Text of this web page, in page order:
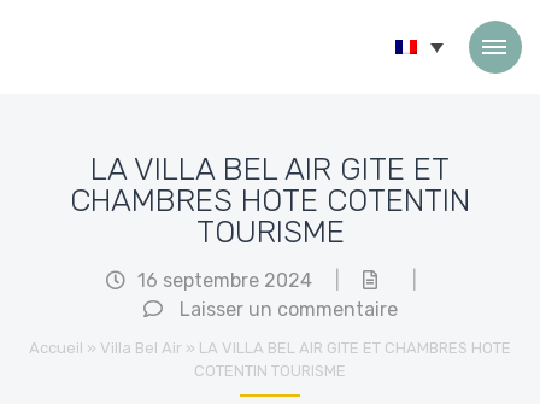
LA VILLA BEL AIR GITE ET
CHAMBRES HOTE COTENTIN
TOURISME
16 septembre 2024
Laisser un commentaire
Accueil » Villa Bel Air » LA VILLA BEL AIR GITE ET CHAMBRES HOTE
COTENTIN TOURISME